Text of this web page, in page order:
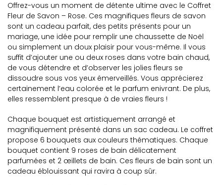
Offrez-vous un moment de détente ultime avec le Coffret
Fleur de Savon – Rose. Ces magnifiques fleurs de savon
sont un cadeau parfait, des petits présents pour un
mariage, une idée pour remplir une chaussette de Noël
ou simplement un doux plaisir pour vous-même. Il vous
suffit d’ajouter une ou deux roses dans votre bain chaud,
de vous détendre et d’observer les jolies fleurs se
dissoudre sous vos yeux émerveillés. Vous apprécierez
certainement l’eau colorée et le parfum enivrant. De plus,
elles ressemblent presque à de vraies fleurs !
Chaque bouquet est artistiquement arrangé et
magnifiquement présenté dans un sac cadeau. Le coffret
propose 6 bouquets aux couleurs thématiques. Chaque
bouquet contient 9 roses de bain délicatement
parfumées et 2 œillets de bain. Ces fleurs de bain sont un
cadeau éblouissant qui ravira à coup sûr.